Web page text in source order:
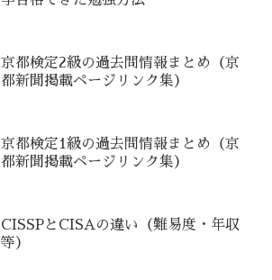
京都検定2級の過去問情報まとめ（京
都新聞掲載ページリンク集）
京都検定1級の過去問情報まとめ（京
都新聞掲載ページリンク集）
CISSPとCISAの違い（難易度・年収
等）